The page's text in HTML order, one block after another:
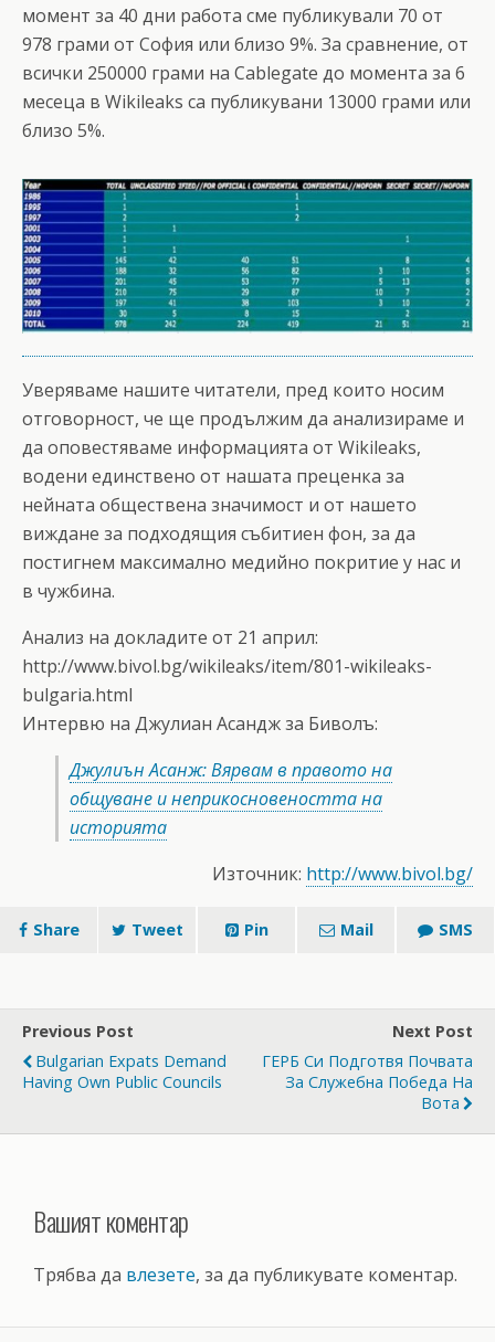
момент за 40 дни работа сме публикували 70 от
978 грами от София или близо 9%. За сравнение, от
всички 250000 грами на Cablegate до момента за 6
месеца в Wikileaks са публикувани 13000 грами или
близо 5%.
Уверяваме нашите читатели, пред които носим
отговорност, че ще продължим да анализираме и
да оповестяваме информацията от Wikileaks,
водени единствено от нашата преценка за
нейната обществена значимост и от нашето
виждане за подходящия събитиен фон, за да
постигнем максимално медийно покритие у нас и
в чужбина.
Анализ на докладите от 21 април:
http://www.bivol.bg/wikileaks/item/801-wikileaks-
bulgaria.html
Интервю на Джулиан Асандж за Биволъ:
Джулиън Асанж: Вярвам в правото на
общуване и неприкосновеността на
историята
Източник: http://www.bivol.bg/
Share Tweet Pin Mail SMS
Previous Post
Bulgarian Expats Demand
Having Own Public Councils
Next Post
ГЕРБ Си Подготвя Почвата
За Служебна Победа На
Вота
Вашият коментар
Трябва да влезете, за да публикувате коментар.